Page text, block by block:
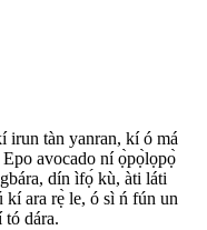
irun tàn yanran, kí ó má
avocado ní ọ̀pọ̀lọpọ̀
dín ìfọ́ kù, àti láti
ara rẹ̀ le, ó sì ń fún un
dára.